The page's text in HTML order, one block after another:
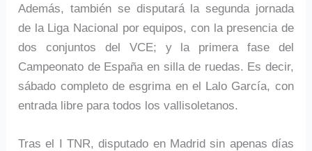
Además, también se disputará la segunda jornada
de la Liga Nacional por equipos, con la presencia de
dos conjuntos del VCE; y la primera fase del
Campeonato de España en silla de ruedas. Es decir,
sábado completo de esgrima en el Lalo García, con
entrada libre para todos los vallisoletanos.
Tras el I TNR, disputado en Madrid sin apenas días